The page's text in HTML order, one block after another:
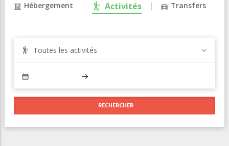
Hébergement Activités Transfers
Toutes les activités